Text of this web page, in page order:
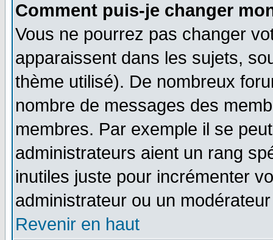
Comment puis-je changer
Vous ne pourrez pas changer
apparaissent dans les sujets,
thème utilisé). De nombreux
nombre de messages des
membres. Par exemple il se
administrateurs aient un rang
inutiles juste pour incrémenter
administrateur ou un
Revenir en haut